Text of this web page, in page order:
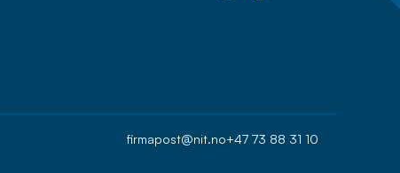
firmapost@nit.no+47 73 88 31 10